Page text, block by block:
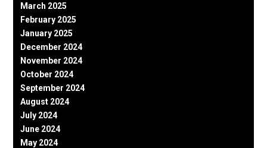
March 2025
February 2025
January 2025
December 2024
November 2024
October 2024
September 2024
August 2024
July 2024
June 2024
May 2024